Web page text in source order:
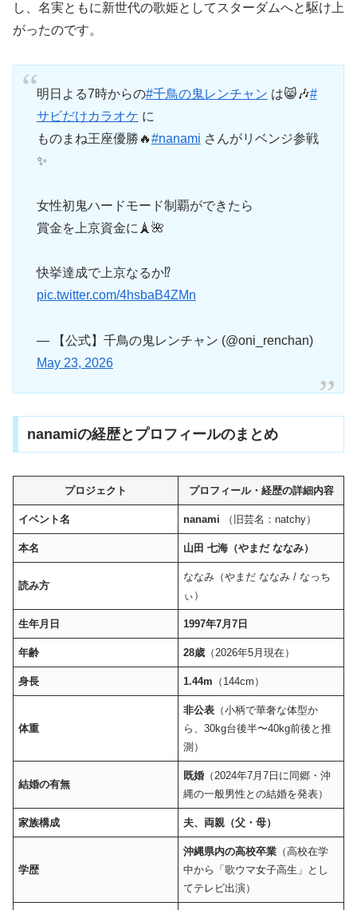
し、名実ともに新世代の歌姫としてスターダムへと駆け上
がったのです。
明日よる7時からの#千鳥の鬼レンチャン は😸🎶#
サビだけカラオケ に
ものまね王座優勝🔥#nanami さんがリベンジ参戦
✨
女性初鬼ハードモード制覇ができたら
賞金を上京資金に🗼🌺
快挙達成で上京なるか⁉️
pic.twitter.com/4hsbaB4ZMn
— 【公式】千鳥の鬼レンチャン (@oni_renchan)
May 23, 2026
nanamiの経歴とプロフィールのまとめ
プロジェクト プロフィール・経歴の詳細内容
イベント名 nanami （旧芸名：natchy）
本名 山田 七海（やまだ ななみ）
読み方
ななみ（やまだ ななみ / なっち
ぃ）
生年月日 1997年7月7日
年齢 28歳 （2026年5月現在）
身長 1.44m （144cm）
体重
非公表 （小柄で華奢な体型か
ら、30kg台後半〜40kg前後と推
測）
結婚の有無
既婚 （2024年7月7日に同郷・沖
縄の一般男性との結婚を発表）
家族構成 夫、両親（父・母）
学歴
沖縄県内の高校卒業 （高校在学
中から「歌ウマ女子高生」とし
てテレビ出演）